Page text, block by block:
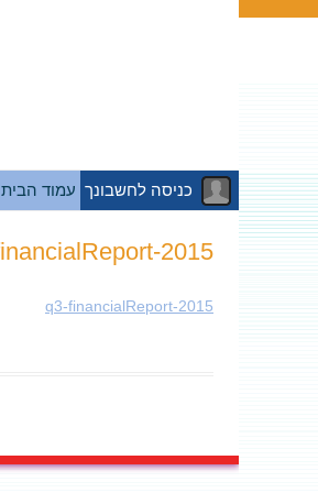
כניסה לחשבונך עמוד הבית
2015-q3-financialReport
2015-q3-financialReport